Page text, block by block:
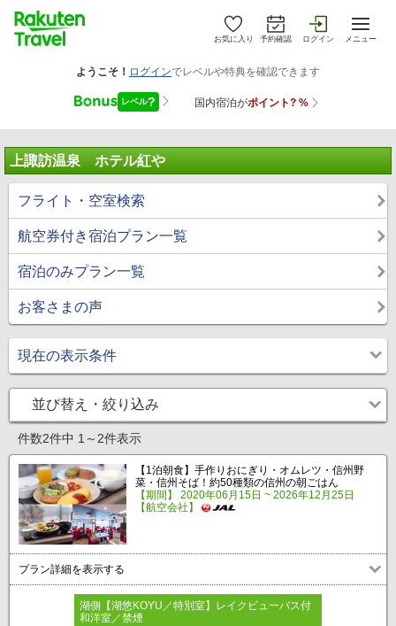
お気に入り 予約確認 ログイン メニュー
上諏訪温泉 ホテル紅や
フライト・空室検索
航空券付き宿泊プラン一覧
宿泊のみプラン一覧
お客さまの声
現在の表示条件
並び替え・絞り込み
件数2件中 1～2件表示
【1泊朝食】手作りおにぎり・オムレツ・信州野
菜・信州そば！約50種類の信州の朝ごはん
【期間】 2020年06月15日 ~ 2026年12月25日
【航空会社】
プラン詳細を表示する
湖側【湖悠KOYU／特別室】レイクビューバス付
和洋室／禁煙